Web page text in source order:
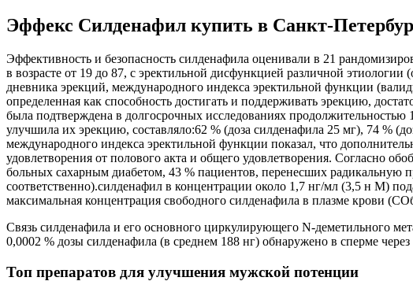
Эффекс Силденафил купить в Санкт-
Эффективность и безопасность силденафила оценивали в 21
в возрасте от 19 до 87, с эректильной дисфункцией различной
дневника эрекций, международного индекса эректильной функции
определенная как способность достигать и поддерживать эрекцию,
была подтверждена в долгосрочных исследованиях
улучшила их эрекцию, составляло:62 % (доза силденафила 25 мг), 74 %
международного индекса эректильной функции показал, что
удовлетворения от полового акта и общего удовлетворения.
больных сахарным диабетом, 43 % пациентов, перенесших радикальную
соответственно).силденафил в концентрации около 1,7 нг/мл (3,5 н М)
максимальная концентрация свободного силденафила в плазме крови
Связь силденафила и его основного циркулирующего N-деметильного
0,0002 % дозы силденафила (в среднем 188 нг) обнаружено в сперме
Топ препаратов для улучшения мужской потенции